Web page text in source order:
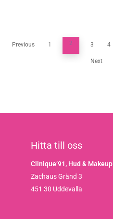
Previous 1 2 3 4
Next
Hitta till oss
Clinique’91, Hud & Makeup
Zachaus Gränd 3
451 30 Uddevalla